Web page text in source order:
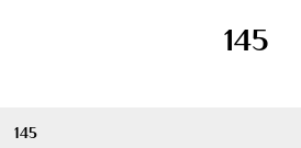
145
145